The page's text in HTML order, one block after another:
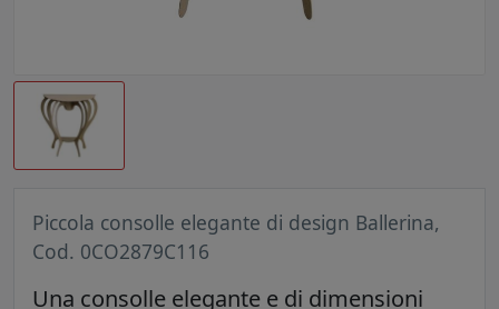
Piccola consolle elegante di design Ballerina,
Cod. 0CO2879C116
Una consolle elegante e di dimensioni